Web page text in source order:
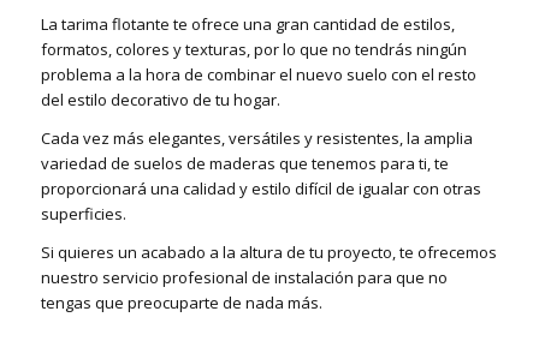
La tarima flotante te ofrece una gran cantidad de estilos,
formatos, colores y texturas, por lo que no tendrás ningún
problema a la hora de combinar el nuevo suelo con el resto
del estilo decorativo de tu hogar.
Cada vez más elegantes, versátiles y resistentes, la amplia
variedad de suelos de maderas que tenemos para ti, te
proporcionará una calidad y estilo difícil de igualar con otras
superficies.
Si quieres un acabado a la altura de tu proyecto, te ofrecemos
nuestro servicio profesional de instalación para que no
tengas que preocuparte de nada más.